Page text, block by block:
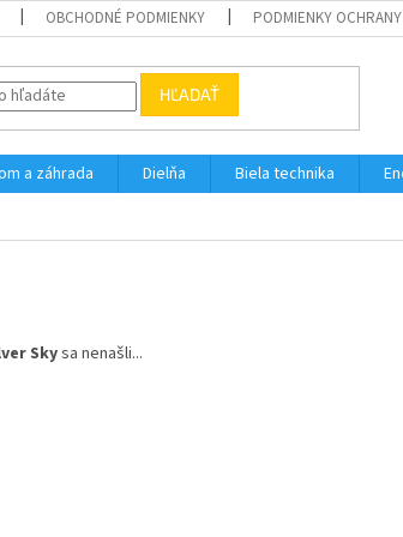
OBCHODNÉ PODMIENKY PODMIENKY OCHRANY
HĽADAŤ
a záhrada Dielňa Biela technika
Skysa nenašli...